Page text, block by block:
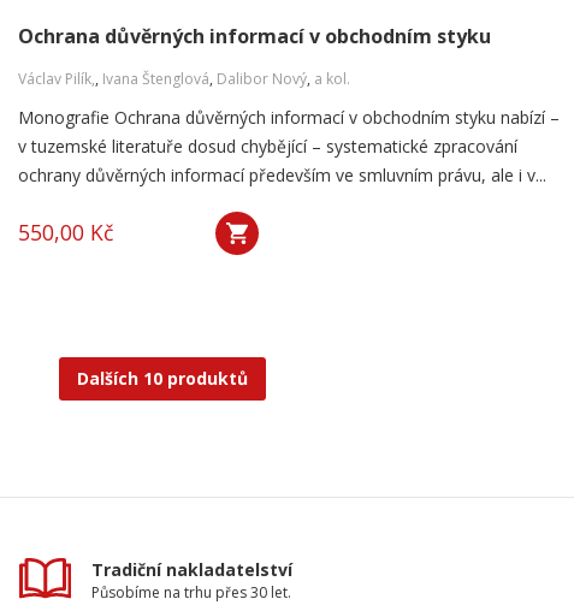
Ochrana důvěrných informací v obchodním styku
Václav Pilík,, Ivana Štenglová, Dalibor Nový, a kol.
Monografie Ochrana důvěrných informací v obchodním styku nabízí –
v tuzemské literatuře dosud chybějící – systematické zpracování
ochrany důvěrných informací především ve smluvním právu, ale i v...
550,00 Kč
Dalších 10 produktů
Tradiční nakladatelství
Působíme na trhu přes 30 let.